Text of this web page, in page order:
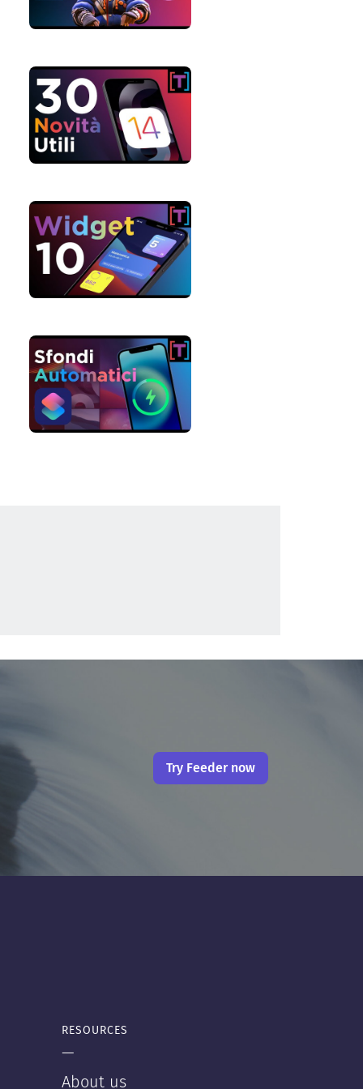
Try Feeder now
RESOURCES
—
About us